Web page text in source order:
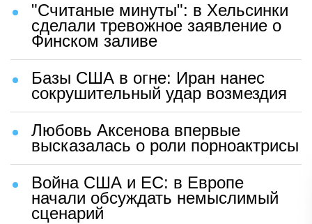
"Считаные минуты": в Хельсинки
сделали тревожное заявление о
Финском заливе
Базы США в огне: Иран нанес
сокрушительный удар возмездия
Любовь Аксенова впервые
высказалась о роли порноактрисы
Война США и ЕС: в Европе
начали обсуждать немыслимый
сценарий